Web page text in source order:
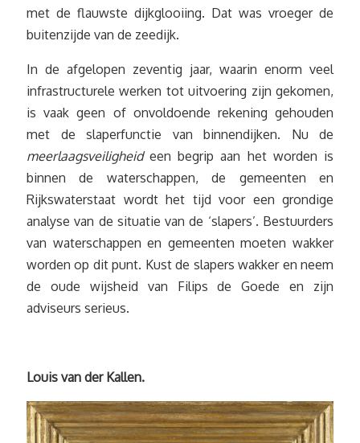
met de flauwste dijkglooiing. Dat was vroeger de
buitenzijde van de zeedijk.
In de afgelopen zeventig jaar, waarin enorm veel
infrastructurele werken tot uitvoering zijn gekomen,
is vaak geen of onvoldoende rekening gehouden
met de slaperfunctie van binnendijken. Nu de
meerlaagsveiligheideen begrip aan het worden is
binnen de waterschappen, de gemeenten en
Rijkswaterstaat wordt het tijd voor een grondige
analyse van de situatie van de ‘slapers’. Bestuurders
van waterschappen en gemeenten moeten wakker
worden op dit punt. Kust de slapers wakker en neem
de oude wijsheid van Filips de Goede en zijn
adviseurs serieus.
Louis van der Kallen.